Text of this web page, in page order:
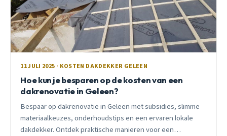
11 JULI 2025 · KOSTEN DAKDEKKER GELEEN
Hoe kun je besparen op de kosten van een
dakrenovatie in Geleen?
Bespaar op dakrenovatie in Geleen met subsidies, slimme
materiaalkeuzes, onderhoudstips en een ervaren lokale
dakdekker. Ontdek praktische manieren voor een